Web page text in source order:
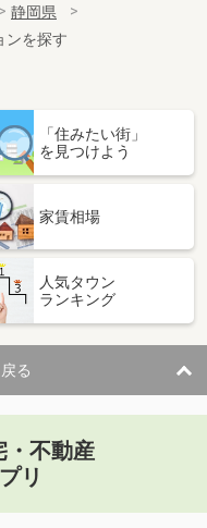
大岡
葵区岳美１
葵区鷹匠２
静岡県
ンを探す
「住みたい街」
を見つけよう
家賃相場
人気タウン
ランキング
る
・不動産
リ